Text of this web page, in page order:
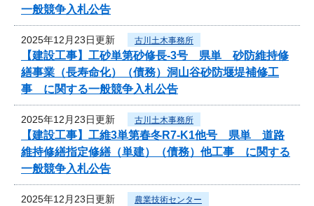
一般競争入札公告
2025年12月23日更新 古川土木事務所
【建設工事】工砂単第砂修長-3号 県単 砂防維持修
繕事業（長寿命化）（債務）洞山谷砂防堰堤補修工
事 に関する一般競争入札公告
2025年12月23日更新 古川土木事務所
【建設工事】工維3単第春冬R7-K1他号 県単 道路
維持修繕指定修繕（単建）（債務）他工事 に関する
一般競争入札公告
2025年12月23日更新 農業技術センター